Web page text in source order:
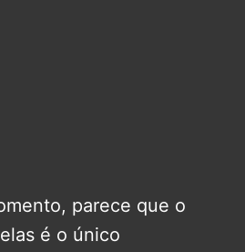
parece que o
é o único